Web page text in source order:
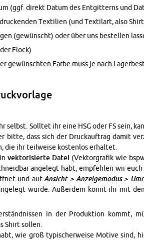
(ggf. di­rekt Datum des Ent­git­terns und
Tex­ti­li­en (und Tex­til­art, also
(ge­wünscht) oder über uns be­stel­len
Flock)
ge­wünsch­ten Farbe muss je nach
selbst. Soll­tet ihr eine HSG oder FS sein,
bitte, dass sich der Druck­auf­trag damit
die ihr teil­wei­se kos­ten­los er­hal­tet.
vek­to­ri­sier­te Datei (Vek­tor­gra­fik wie
an­ge­legt habt, emp­feh­len wir euch
und aufAn­sicht > An­zei­ge­mo­dus >
wurde. Au­ßer­dem könnt ihr mit
in der Pro­duk­ti­on kommt,
Shirt sol­len.
wie groß ty­pi­scher­wei­se Mo­ti­ve sind,